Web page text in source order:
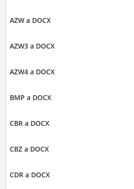
AZW a DOCX
AZW3 a DOCX
AZW4 a DOCX
BMP a DOCX
CBR a DOCX
CBZ a DOCX
CDR a DOCX